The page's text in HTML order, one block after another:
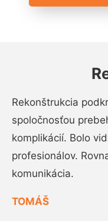
Rekonštrukcia
spoločnosťou
komplikácií. Bolo
profesionálov.
komunikácia.
TOMÁŠ